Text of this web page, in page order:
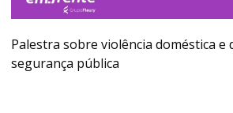
Palestra sobre violência doméstica e
segurança pública